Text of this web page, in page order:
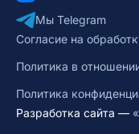
Мы Telegram
Согласие на
Политика в
Политика
Разработка сайта —